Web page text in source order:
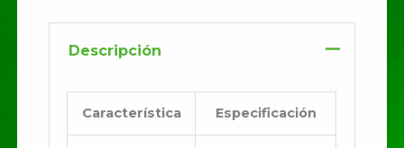
Descripción
Característica Especificación